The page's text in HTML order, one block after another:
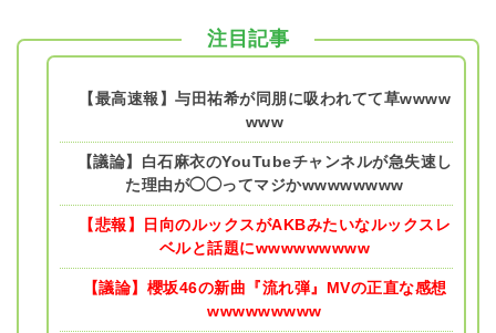
注目記事
【最高速報】与田祐希が同朋に吸われてて草wwww
www
【議論】白石麻衣のYouTubeチャンネルが急失速し
た理由が◯◯ってマジかwwwwwwww
【悲報】日向のルックスがAKBみたいなルックスレ
ベルと話題にwwwwwwwww
【議論】櫻坂46の新曲『流れ弾』MVの正直な感想
wwwwwwwww